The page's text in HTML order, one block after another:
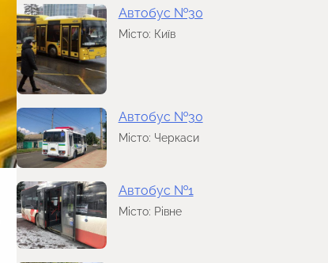
Автобус №30
Місто: Київ
Автобус №30
Місто: Черкаси
Автобус №1
Місто: Рівне